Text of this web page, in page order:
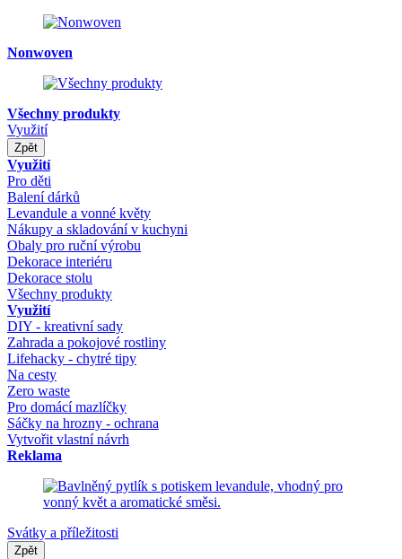
Nonwoven
Všechny produkty
Využití
Zpět
Využití
Pro děti
Balení dárků
Levandule a vonné květy
Nákupy a skladování v kuchyni
Obaly pro ruční výrobu
Dekorace interiéru
Dekorace stolu
Všechny produkty
Využití
DIY - kreativní sady
Zahrada a pokojové rostliny
Lifehacky - chytré tipy
Na cesty
Zero waste
Pro domácí mazlíčky
Sáčky na hrozny - ochrana
Vytvořit vlastní návrh
Reklama
Svátky a příležitosti
Zpět